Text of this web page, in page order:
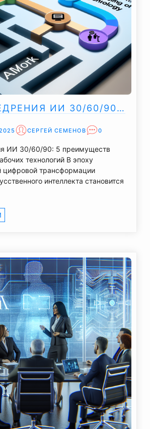
ИИ 30/60/90…
СЕРГЕЙ СЕМЕНОВ 0
ИИ 30/60/90: 5 преимуществ
технологий В эпоху
цифровой трансформации
интеллекта становится